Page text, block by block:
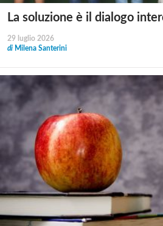
La soluzione è il dialogo
29 luglio 2026
di Milena Santerini